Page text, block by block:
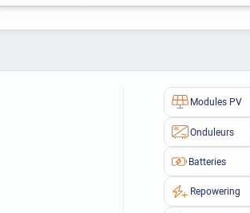
Modules PV
Onduleurs
Batteries
Repowering